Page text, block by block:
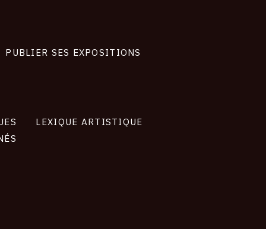
PUBLIER SES EXPOSITIONS
LEXIQUE ARTISTIQUE